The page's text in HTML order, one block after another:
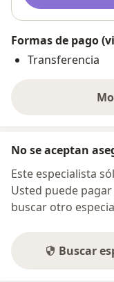
Formas de pago
Transferencia
No se aceptan
Este especialista
Usted puede
buscar otro
Buscar